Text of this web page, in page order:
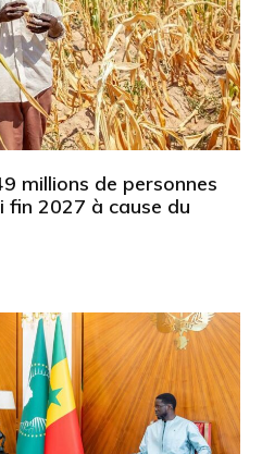
millions de personnes
fin 2027 à cause du